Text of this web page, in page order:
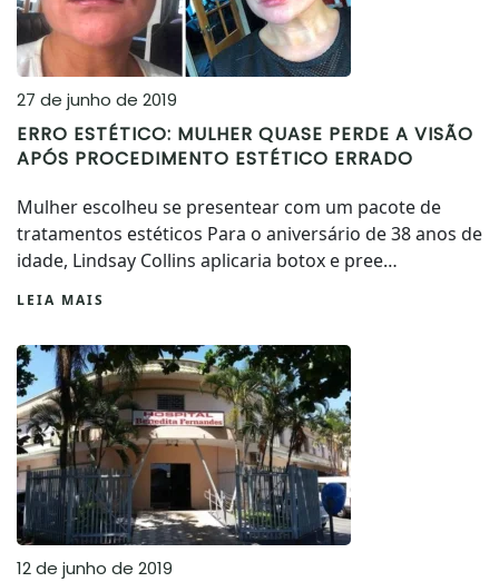
27 de junho de 2019
ERRO ESTÉTICO: MULHER QUASE PERDE A VISÃO
APÓS PROCEDIMENTO ESTÉTICO ERRADO
Mulher escolheu se presentear com um pacote de
tratamentos estéticos Para o aniversário de 38 anos de
idade, Lindsay Collins aplicaria botox e pree…
LEIA MAIS
12 de junho de 2019